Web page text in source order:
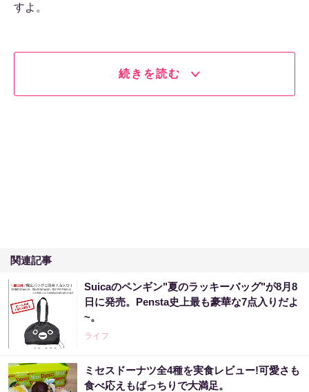
すよ。
続きを読む
関連記事
Suicaのペンギン"夏のラッキーバッグ"が8月8
日に発売。Pensta史上最も豪華な7点入りだよ
~。
ライフ
ミセスドーナツ全4種を実食レビュー!可愛さも
食べ応えもばっちりで大満足。